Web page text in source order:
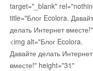
target="_blank"
title="Блог Ecolora.
делать Интернет
<img alt="Блог Ecolora.
Давайте делать Интернет
вместе!" height="31"